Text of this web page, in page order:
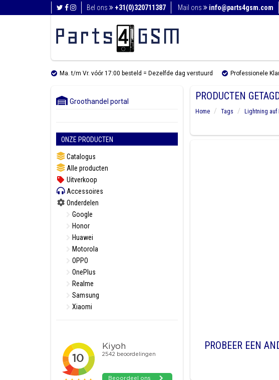
Bel ons +31(0)320711387 Mail ons info@parts4gsm.com
Ma. t/m Vr. vóór 17:00 besteld = Dezelfde dag verstuurd Professionele
Groothandel portal
ONZE PRODUCTEN
Catalogus
Alle producten
Uitverkoop
Accessoires
Onderdelen
Google
Honor
Huawei
Motorola
OPPO
OnePlus
Realme
Samsung
Xiaomi
PRODUCTEN
Home Tags
Lightning auf
PROBEER EEN